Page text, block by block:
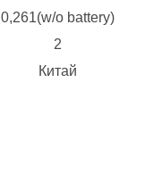
0,261(w/o battery)
2
Китай